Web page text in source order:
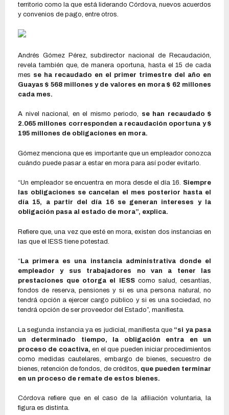
territorio como la que está liderando Córdova, nuevos acuerdos
y convenios de pago, entre otros.
Andrés Gómez Pérez, subdirector nacional de Recaudación,
revela también que, de manera oportuna, hasta el 15 de cada
mes se ha recaudado en el primer trimestre del año en
Guayas $ 568 millones y de valores en mora $ 62 millones
cada mes.
A nivel nacional, en el mismo periodo, se han recaudado $
2.065 millones corresponden a recaudación oportuna y $
195 millones de obligaciones en mora.
Gómez menciona que es importante que un empleador conozca
cuándo puede pasar a estar en mora para así poder evitarlo.
“Un empleador se encuentra en mora desde el día 16. Siempre
las obligaciones se cancelan el mes posterior hasta el
día 15, a partir del día 16 se generan intereses y la
obligación pasa al estado de mora”, explica.
Refiere que, una vez que esté en mora, existen dos instancias en
las que el IESS tiene potestad.
“ La primera es una instancia administrativa donde el
empleador y sus trabajadores no van a tener las
prestaciones que otorga el IESScomo salud, cesantías,
fondos de reserva, pensiones y si es una persona natural, no
tendrá opción a ejercer cargo público y si es una sociedad, no
tendrá opción de ser proveedor del Estado”, manifiesta.
La segunda instancia ya es judicial, manifiesta que “si ya pasa
un determinado tiempo, la obligación entra en un
proceso de coactiva, en el que pueden iniciar procedimientos
como medidas cautelares, embargo de bienes, secuestro de
bienes, retención de fondos, de créditos, que pueden terminar
en un proceso de remate de estos bienes.
Córdova refiere que en el caso de la afiliación voluntaria, la
figura es distinta.